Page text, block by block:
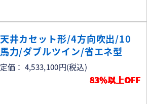
天井カセット形/4方向吹出/10
馬力/ダブルツイン/省エネ型
定価： 4,533,100円(税込)
83％以上OFF